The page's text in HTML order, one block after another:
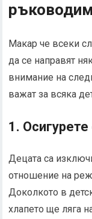
ръководим
Макар че всеки
да се направят
внимание на
важат за всяка
1.
Децата са
отношение на
Доколкото в
хлапето ще ляга